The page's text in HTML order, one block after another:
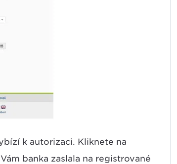
k autorizaci. Kliknete na
banka zaslala na registrované